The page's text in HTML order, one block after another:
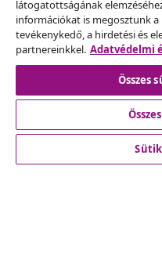
Küldj be egy rendelés
kérelmet.
Ügyfélszolgálat
látogatottságának
információkat is megosztunk
tevékenykedő, a hirdetési és
partnereinkkel. Adatvédelmi
Összes